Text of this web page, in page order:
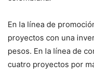
En la línea de
proyectos con una
pesos. En la línea de
cuatro proyectos por